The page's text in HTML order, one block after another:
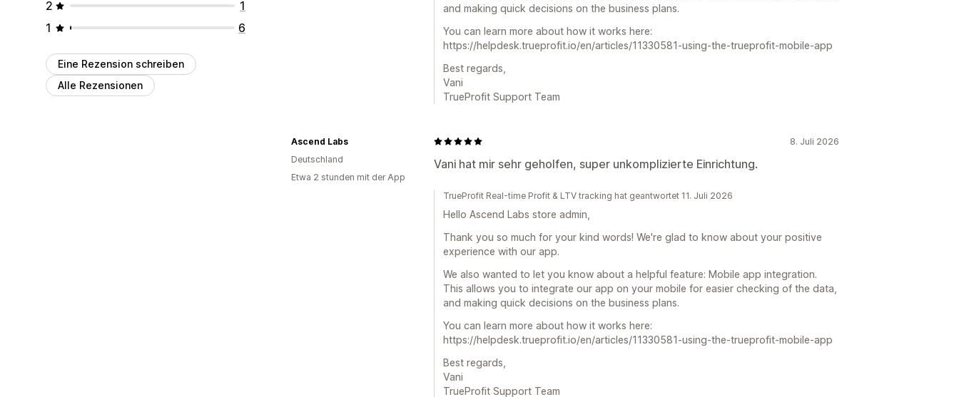
2
1
1
6
Eine Rezension schreiben
Alle Rezensionen
and making quick decisions on the business plans.
You can learn more about how it works here:
https://helpdesk.trueprofit.io/en/articles/11330581-using-the-trueprofit-mobile-app
Best regards,
Vani
TrueProfit Support Team
8. Juli 2026
Vani hat mir sehr geholfen, super unkomplizierte Einrichtung.
Ascend Labs
Deutschland
Etwa 2 stunden mit der App
TrueProfit Real-time Profit & LTV tracking hat geantwortet 11. Juli 2026
Hello Ascend Labs store admin,
Thank you so much for your kind words! We're glad to know about your positive
experience with our app.
We also wanted to let you know about a helpful feature: Mobile app integration.
This allows you to integrate our app on your mobile for easier checking of the data,
and making quick decisions on the business plans.
You can learn more about how it works here:
https://helpdesk.trueprofit.io/en/articles/11330581-using-the-trueprofit-mobile-app
Best regards,
Vani
TrueProfit Support Team